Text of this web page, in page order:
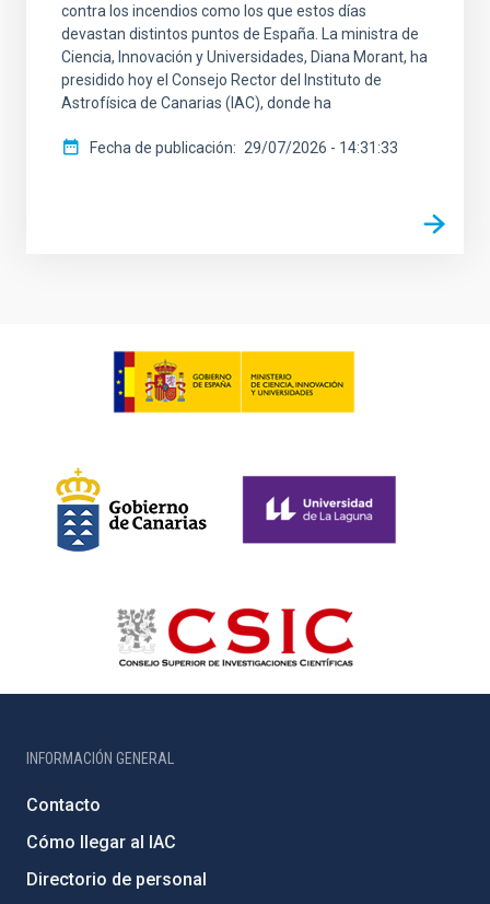
contra los incendios como los que estos días
devastan distintos puntos de España. La ministra de
Ciencia, Innovación y Universidades, Diana Morant, ha
presidido hoy el Consejo Rector del Instituto de
Astrofísica de Canarias (IAC), donde ha
Fecha de publicación 29/07/2026 - 14:31:33
INFORMACIÓN GENERAL
Contacto
Cómo llegar al IAC
Directorio de personal